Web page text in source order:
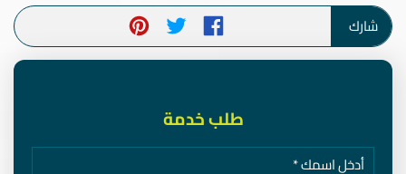
شارك
طلب خدمة